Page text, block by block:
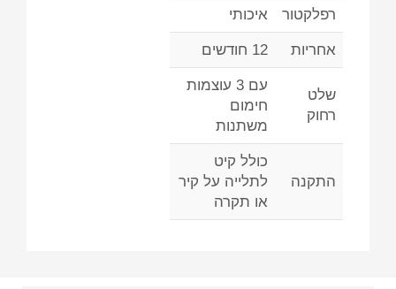
רפלקטור איכותי
אחריות 12 חודשים
שלט
רחוק
עם 3 עוצמות
חימום
משתנות
התקנה
כולל קיט
לתלייה על קיר
או תקרה